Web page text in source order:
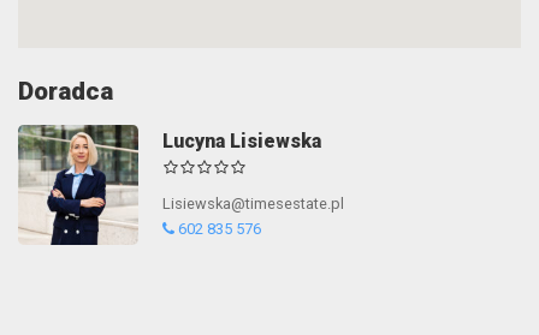
Doradca
Lucyna Lisiewska
Lisiewska@timesestate.pl
602 835 576